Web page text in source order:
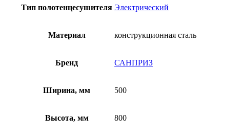
Тип полотенцесушителя Электрический
Материал конструкционная сталь
Бренд САНПРИЗ
Ширина, мм 500
Высота, мм 800